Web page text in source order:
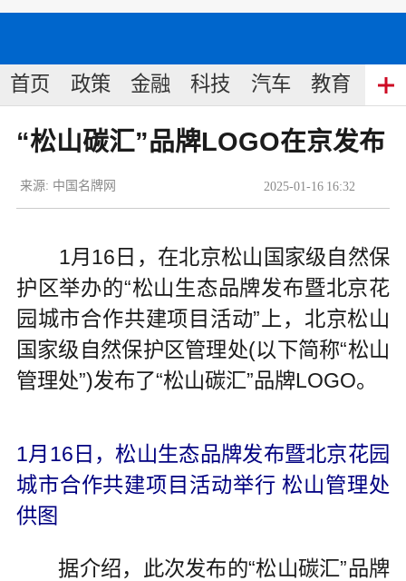
首页 政策 金融 科技 汽车 教育 食
“松山碳汇”品牌LOGO在京发布
2025-01-16 16:32
来源: 中国名牌网
1月16日，在北京松山国家级自然保
护区举办的“松山生态品牌发布暨北京花
园城市合作共建项目活动”上，北京松山
国家级自然保护区管理处(以下简称“松山
管理处”)发布了“松山碳汇”品牌LOGO。
1月16日，松山生态品牌发布暨北京花园
城市合作共建项目活动举行 松山管理处
供图
据介绍，此次发布的“松山碳汇”品牌